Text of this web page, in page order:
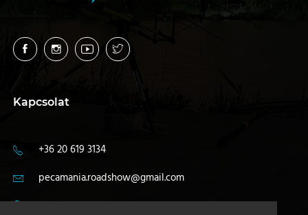
Kapcsolat
+36 20 619 3134
pecamania.roadshow@gmail.com
4400 Nyíregyháza